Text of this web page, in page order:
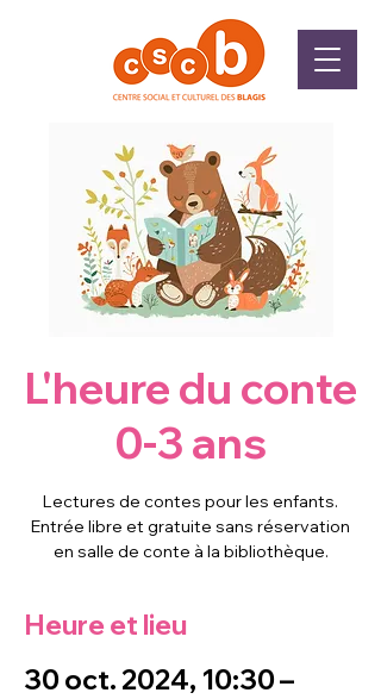
L'heure du conte
0-3 ans
Lectures de contes pour les enfants.
Entrée libre et gratuite sans réservation
en salle de conte à la bibliothèque.
Heure et lieu
30 oct. 2024, 10:30 –